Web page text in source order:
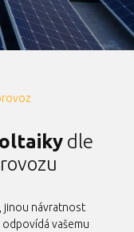
dle
jinou návratnost
vašemu